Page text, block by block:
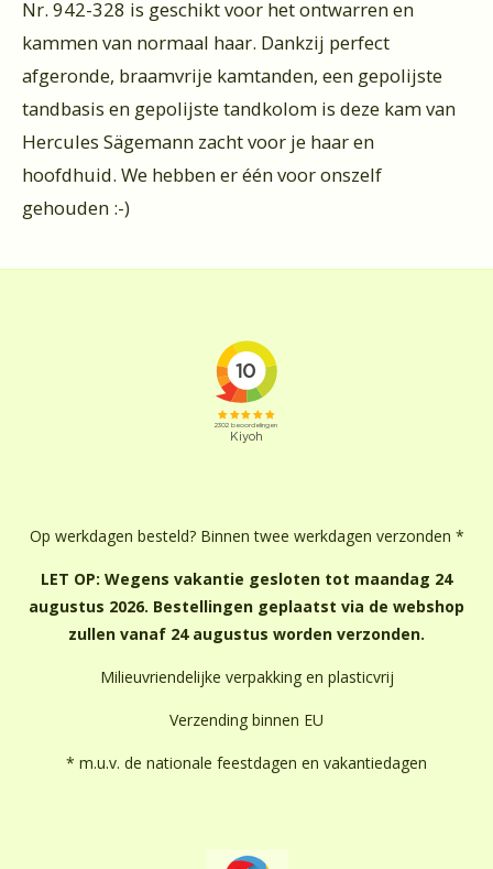
Nr. 942-328 is geschikt voor het ontwarren en
kammen van normaal haar. Dankzij perfect
afgeronde, braamvrije kamtanden, een gepolijste
tandbasis en gepolijste tandkolom is deze kam van
Hercules Sägemann zacht voor je haar en
hoofdhuid. We hebben er één voor onszelf
gehouden :-)
Op werkdagen besteld? Binnen twee werkdagen verzonden *
LET OP: Wegens vakantie gesloten tot maandag 24
augustus 2026. Bestellingen geplaatst via de webshop
zullen vanaf 24 augustus worden verzonden.
Milieuvriendelijke verpakking en plasticvrij
Verzending binnen EU
* m.u.v. de nationale feestdagen en vakantiedagen